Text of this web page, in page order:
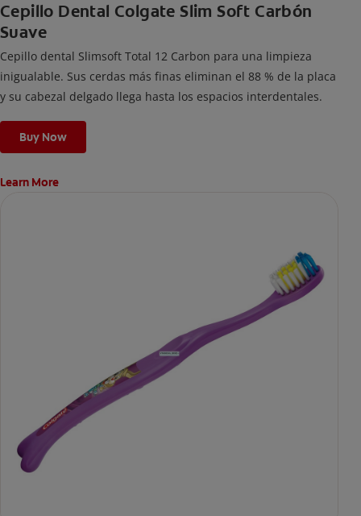
Cepillo Dental Colgate Slim Soft Carbón
Suave
Cepillo dental Slimsoft Total 12 Carbon para una limpieza
inigualable. Sus cerdas más finas eliminan el 88 % de la placa
y su cabezal delgado llega hasta los espacios interdentales.
Buy Now
Learn More